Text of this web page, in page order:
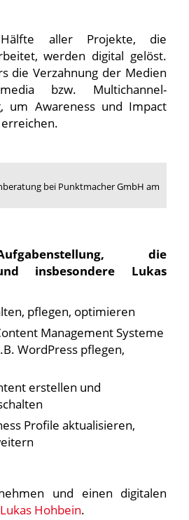
aller Projekte, die
werden digital gelöst.
die Verzahnung der Medien
bzw. Multichannel-
um Awareness und Impact
bei Punktmacher GmbH am
die
insbesondere Lukas
pflegen, optimieren
Management Systeme
WordPress pflegen,
erstellen und
Profile aktualisieren,
und einen digitalen
Lukas Hohbein.